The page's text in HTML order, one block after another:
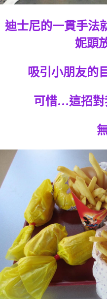
迪士尼的一貫手法
妮頭
吸引小朋友的
可惜…這招對